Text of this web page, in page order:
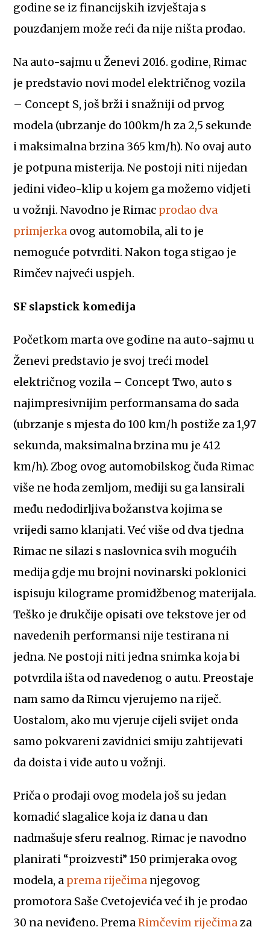
godine se iz financijskih izvještaja s
pouzdanjem može reći da nije ništa prodao.
Na auto-sajmu u Ženevi 2016. godine, Rimac
je predstavio novi model električnog vozila
– Concept S, još brži i snažniji od prvog
modela (ubrzanje do 100km/h za 2,5 sekunde
i maksimalna brzina 365 km/h). No ovaj auto
je potpuna misterija. Ne postoji niti nijedan
jedini video-klip u kojem ga možemo vidjeti
u vožnji. Navodno je Rimac prodao dva
primjerka ovog automobila, ali to je
nemoguće potvrditi. Nakon toga stigao je
Rimčev najveći uspjeh.
SF slapstick komedija
Početkom marta ove godine na auto-sajmu u
Ženevi predstavio je svoj treći model
električnog vozila – Concept Two, auto s
najimpresivnijim performansama do sada
(ubrzanje s mjesta do 100 km/h postiže za 1,97
sekunda, maksimalna brzina mu je 412
km/h). Zbog ovog automobilskog čuda Rimac
više ne hoda zemljom, mediji su ga lansirali
među nedodirljiva božanstva kojima se
vrijedi samo klanjati. Već više od dva tjedna
Rimac ne silazi s naslovnica svih mogućih
medija gdje mu brojni novinarski poklonici
ispisuju kilograme promidžbenog materijala.
Teško je drukčije opisati ove tekstove jer od
navedenih performansi nije testirana ni
jedna. Ne postoji niti jedna snimka koja bi
potvrdila išta od navedenog o autu. Preostaje
nam samo da Rimcu vjerujemo na riječ.
Uostalom, ako mu vjeruje cijeli svijet onda
samo pokvareni zavidnici smiju zahtijevati
da doista i vide auto u vožnji.
Priča o prodaji ovog modela još su jedan
komadić slagalice koja iz dana u dan
nadmašuje sferu realnog. Rimac je navodno
planirati “proizvesti” 150 primjeraka ovog
modela, a prema riječima njegovog
promotora Saše Cvetojevića već ih je prodao
30 na neviđeno. PremaRimčevim riječimaza